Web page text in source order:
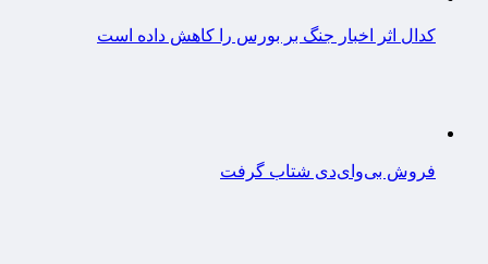
کدال اثر اخبار جنگ بر بورس را کاهش داده است
فروش بی‌وای‌دی شتاب گرفت